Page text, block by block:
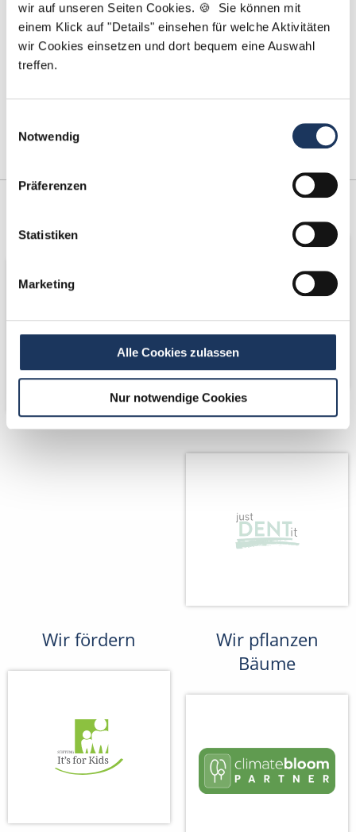
wir auf unseren Seiten Cookies. 🍪 Sie können mit
einem Klick auf "Details" einsehen für welche Aktivitäten
wir Cookies einsetzen und dort bequem eine Auswahl
treffen.
Notwendig
Präferenzen
Statistiken
Marketing
Alle Cookies zulassen
Nur notwendige Cookies
Partner
Netzwerk-Partner
Partner von
Wir fördern
Wir pflanzen
Bäume